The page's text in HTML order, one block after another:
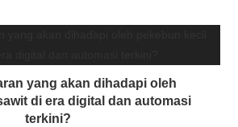
yang akan dihadapi oleh
di era digital dan automasi
terkini?